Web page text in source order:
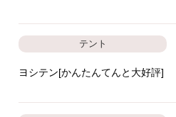
テント
ヨシテン[かんたんてんと大好評]